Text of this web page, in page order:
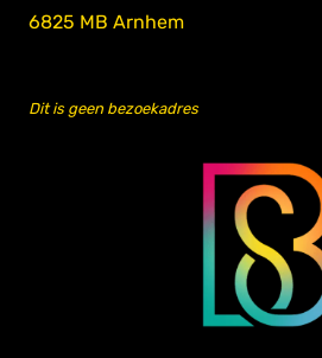
6825 MB Arnhem
Dit is geen bezoekadres